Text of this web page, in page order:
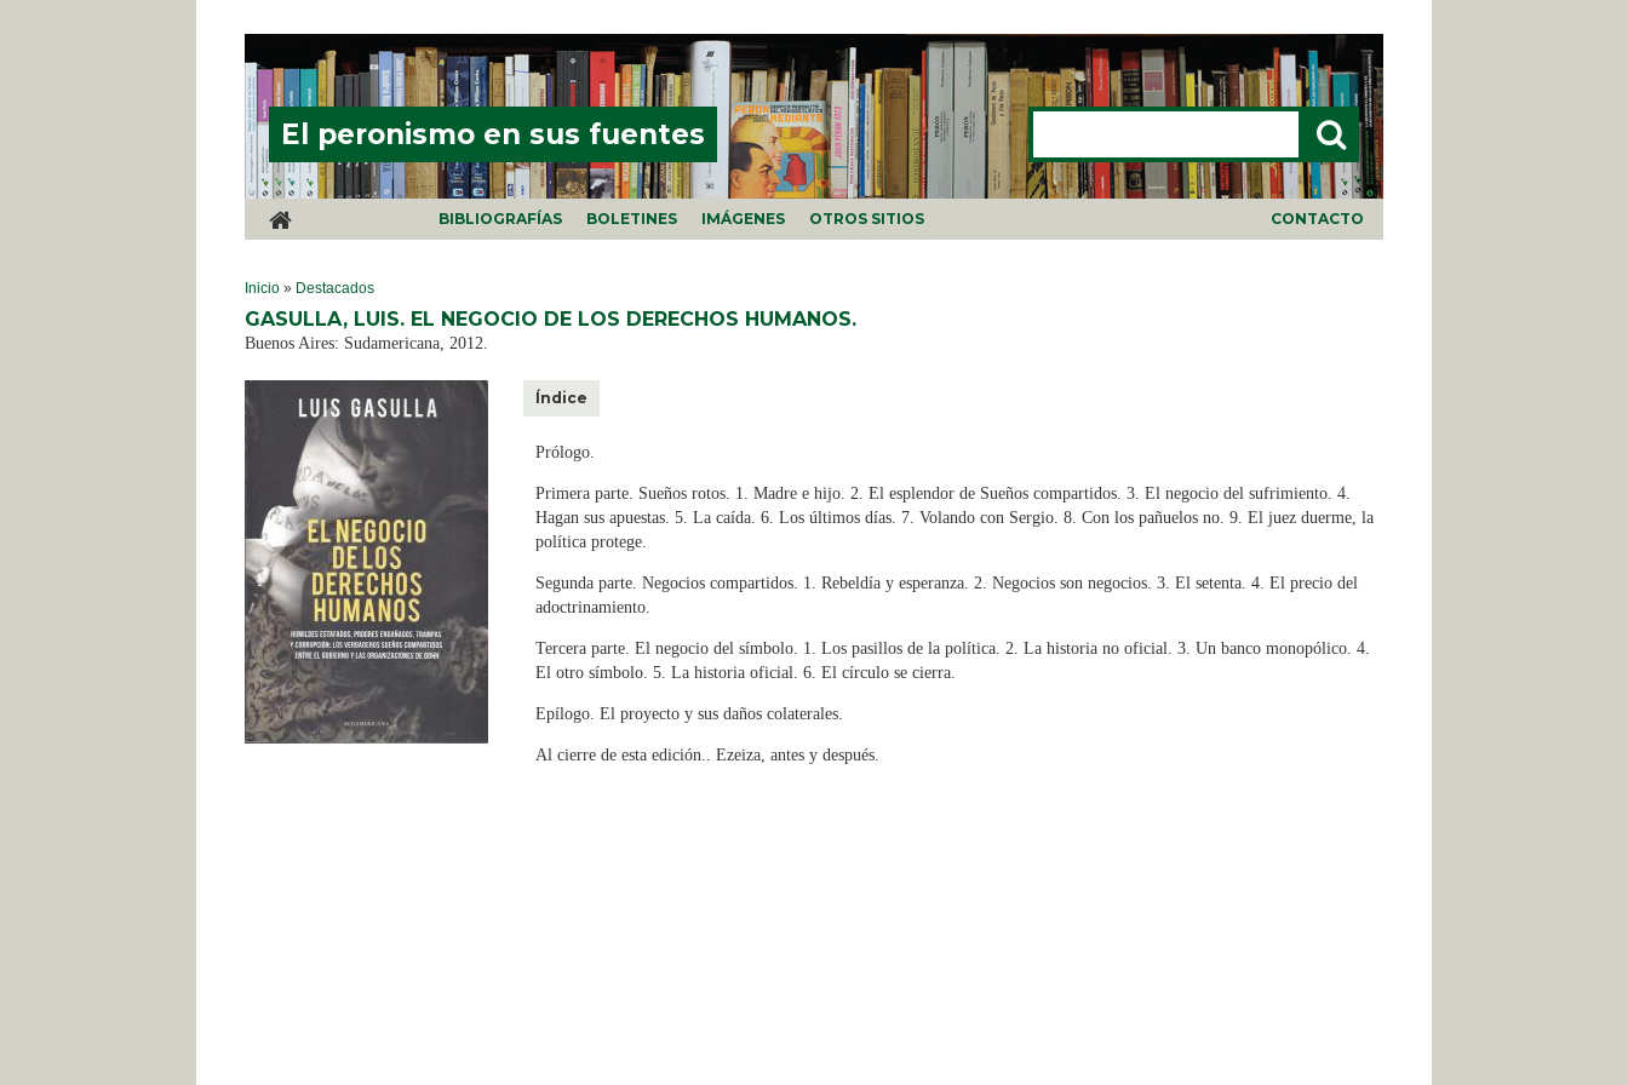
El peronismo en sus fuentes
Buscar
BIBLIOGRAFÍAS BOLETINES IMÁGENES OTROS SITIOS CONTACTO
SE ENCUENTRA USTED AQUÍ
Inicio » Destacados
GASULLA, LUIS. EL NEGOCIO DE LOS DERECHOS HUMANOS.
Buenos Aires: Sudamericana, 2012.
Índice
Prólogo.
Primera parte. Sueños rotos. 1. Madre e hijo. 2. El esplendor de Sueños compartidos. 3. El negocio del sufrimiento. 4.
Hagan sus apuestas. 5. La caída. 6. Los últimos días. 7. Volando con Sergio. 8. Con los pañuelos no. 9. El juez duerme, la
política protege.
Segunda parte. Negocios compartidos. 1. Rebeldía y esperanza. 2. Negocios son negocios. 3. El setenta. 4. El precio del
adoctrinamiento.
Tercera parte. El negocio del símbolo. 1. Los pasillos de la política. 2. La historia no oficial. 3. Un banco monopólico. 4.
El otro símbolo. 5. La historia oficial. 6. El círculo se cierra.
Epílogo. El proyecto y sus daños colaterales.
Al cierre de esta edición.. Ezeiza, antes y después.